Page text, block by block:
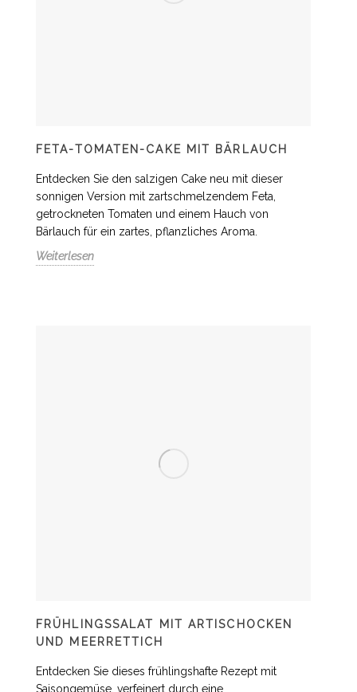
FETA-TOMATEN-CAKE MIT BÄRLAUCH
Entdecken Sie den salzigen Cake neu mit dieser
sonnigen Version mit zartschmelzendem Feta,
getrockneten Tomaten und einem Hauch von
Bärlauch für ein zartes, pflanzliches Aroma.
Weiterlesen
FRÜHLINGSSALAT MIT ARTISCHOCKEN
UND MEERRETTICH
Entdecken Sie dieses frühlingshafte Rezept mit
Saisongemüse, verfeinert durch eine